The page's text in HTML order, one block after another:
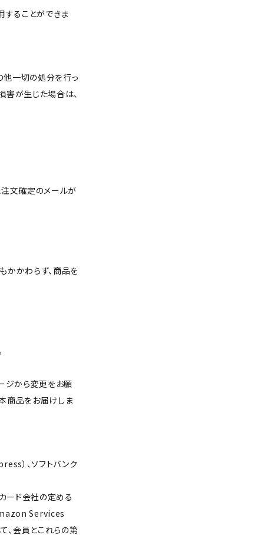
ることができま
他一切の処分を行っ
害が生じた場合は、
文確定のメールが
かわらず、商品を
ジから変更をお願
商品をお届けしま
）、ソフトバンク
ード会社の定める
Services
会員とこれらの第